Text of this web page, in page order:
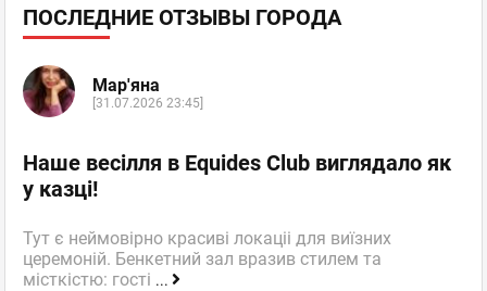
ПОСЛЕДНИЕ ОТЗЫВЫ ГОРОДА
Мар'яна
[31.07.2026 23:45]
Наше весілля в Equides Club виглядало як
у казці!
Тут є неймовірно красиві локаціі для виїзних
церемоній. Бенкетний зал вразив стилем та
місткістю: гості ...